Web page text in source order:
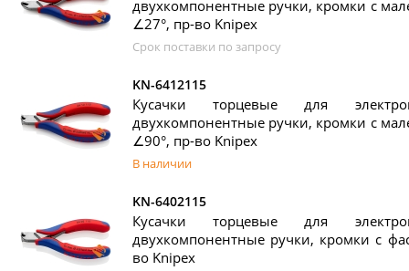
двухкомпонентные ручки, кромки с
∠27°, пр-во Knipex
Срок поставки по запросу
KN-6412115
Кусачки торцевые для
двухкомпонентные ручки, кромки с
∠90°, пр-во Knipex
В наличии
KN-6402115
Кусачки торцевые для
двухкомпонентные ручки, кромки с
во Knipex